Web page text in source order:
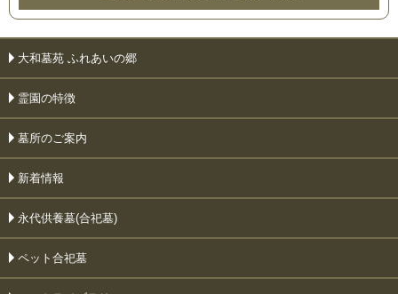
大和墓苑 ふれあいの郷
霊園の特徴
墓所のご案内
新着情報
永代供養墓(合祀墓)
ペット合祀墓